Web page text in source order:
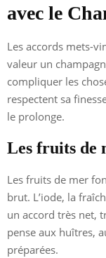
avec le
Les accords mets-
valeur un
compliquer les
respectent sa
le prolonge.
Les fruits de
Les fruits de mer
brut. L’iode, la
un accord très net,
pense aux huîtres,
préparées.